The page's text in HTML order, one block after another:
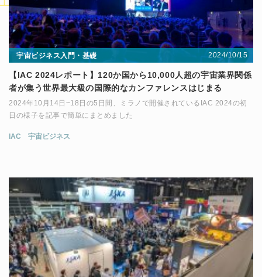
宇宙ビジネス入門・基礎 2024/10/15
【IAC 2024レポート】120か国から10,000人超の宇宙業界関係
者が集う世界最大級の国際的なカンファレンスはじまる
2024年10月14日~18日の5日間、ミラノで開催されているIAC 2024の初
日の様子を記事で簡単にまとめました
IAC 宇宙ビジネス